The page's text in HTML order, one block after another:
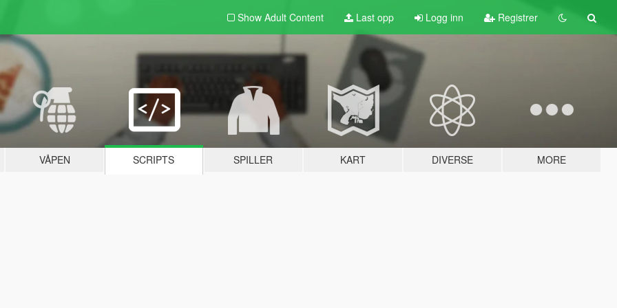
Show Adult Content Last opp Logg inn Registrer
VÅPEN SCRIPTS SPILLER KART DIVERSE MORE